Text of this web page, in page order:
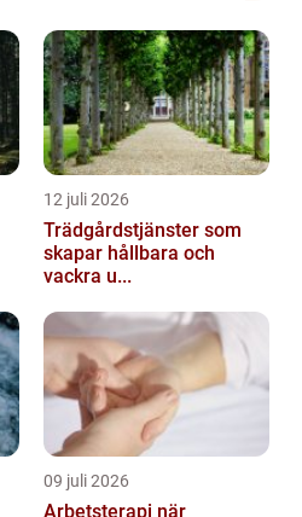
12 juli 2026
Trädgårdstjänster som
skapar hållbara och
vackra u...
09 juli 2026
Arbetsterapi när